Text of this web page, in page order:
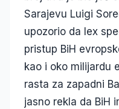
Sarajevu Luigi
upozorio da lex
pristup BiH
kao i oko milijardu
rasta za zapadni
jasno rekla da BiH